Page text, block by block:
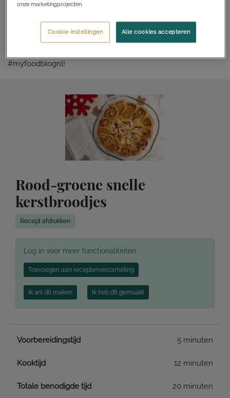
hebt. Dat is makkelijker om te broodjes mee te maken.
Ga jij deze kerstbroodjes ook proberen? Laat het weten in
#myfoodblognl!
Rood-groene snelle
kerstbroodjes
Recept afdrukken
Log in voor meer functionaliteiten
Toevoegen aan receptenverzameling
Ik wil dit maken Ik heb dit gemaakt
Voorbereidingstijd 5 minuten
Kooktijd 12 minuten
Totale benodigde tijd 20 minuten
onze marketingprojecten.
Alle cookies accepteren
Cookie-instellingen